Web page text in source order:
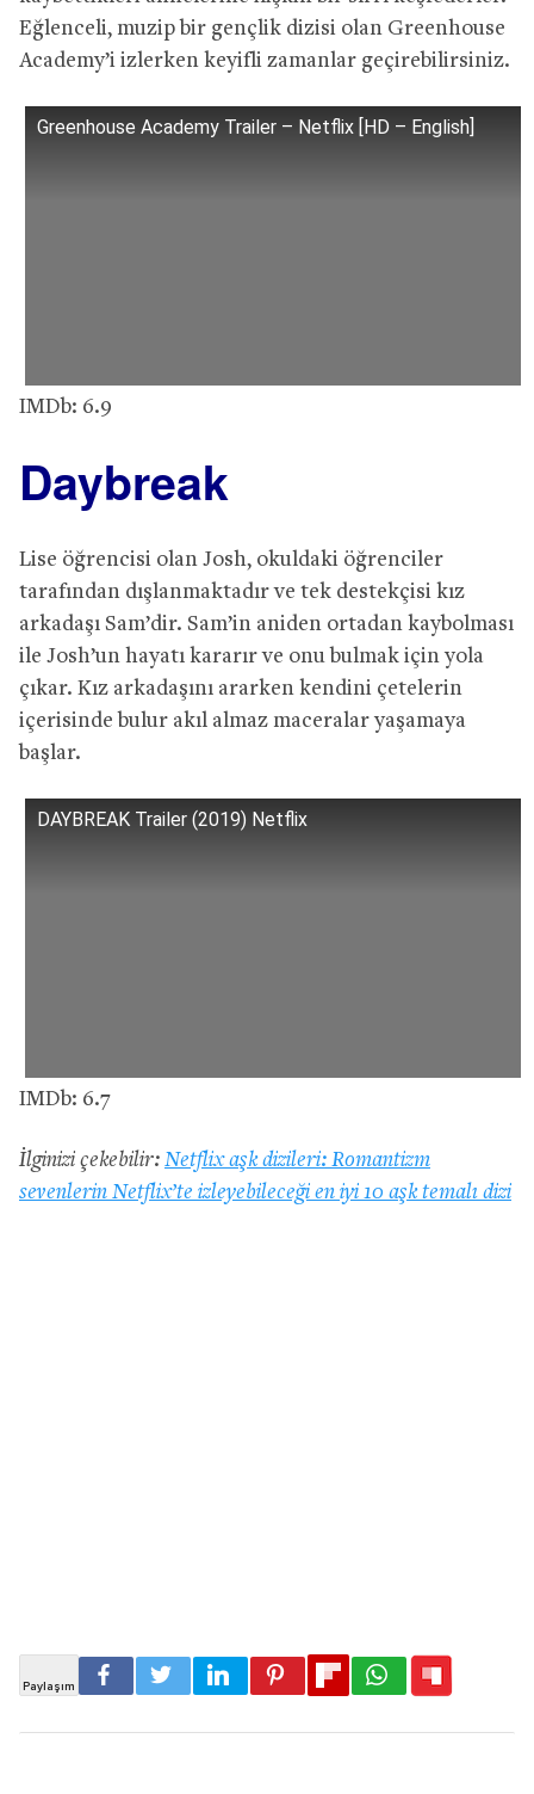
Eğlenceli, muzip bir gençlik dizisi olan Greenhouse
Academy’i izlerken keyifli zamanlar geçirebilirsiniz.
Greenhouse Academy Trailer – Netflix [HD – English]
IMDb: 6.9
Daybreak
Lise öğrencisi olan Josh, okuldaki öğrenciler
tarafından dışlanmaktadır ve tek destekçisi kız
arkadaşı Sam’dir. Sam’in aniden ortadan kaybolması
ile Josh’un hayatı kararır ve onu bulmak için yola
çıkar. Kız arkadaşını ararken kendini çetelerin
içerisinde bulur akıl almaz maceralar yaşamaya
başlar.
DAYBREAK Trailer (2019) Netflix
IMDb: 6.7
İlginizi çekebilir: Netflix aşk dizileri: Romantizm
sevenlerin Netflix’te izleyebileceği en iyi 10 aşk temalı dizi